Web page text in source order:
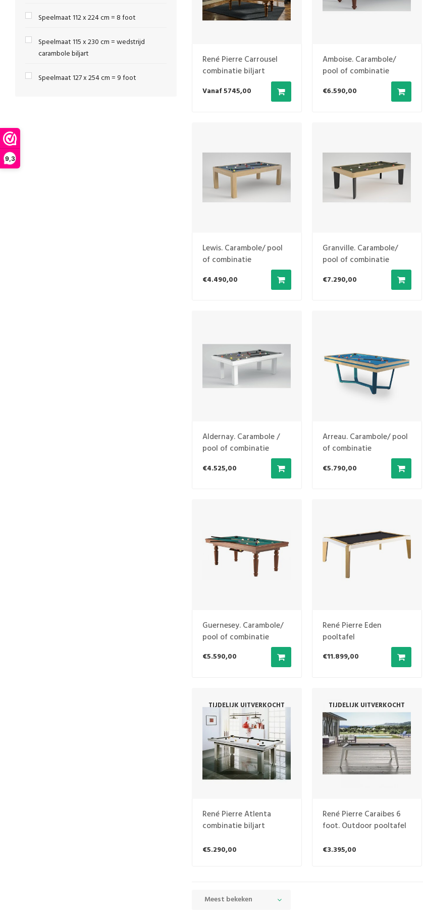
9,3
Speelmaat 112 x 224 cm = 8 foot
Speelmaat 115 x 230 cm = wedstrijd
carambole biljart
Speelmaat 127 x 254 cm = 9 foot
René Pierre Carrousel
combinatie biljart
Vanaf 5745,00
Amboise. Carambole/
pool of combinatie
€6.590,00
Lewis. Carambole/ pool
of combinatie
€4.490,00
Granville. Carambole/
pool of combinatie
€7.290,00
Aldernay. Carambole /
pool of combinatie
€4.525,00
Arreau. Carambole/ pool
of combinatie
€5.790,00
Guernesey. Carambole/
pool of combinatie
€5.590,00
René Pierre Eden
pooltafel
€11.899,00
TIJDELIJK UITVERKOCHT
René Pierre Atlenta
combinatie biljart
€5.290,00
TIJDELIJK UITVERKOCHT
René Pierre Caraibes 6
foot. Outdoor pooltafel
€3.395,00
Meest bekeken